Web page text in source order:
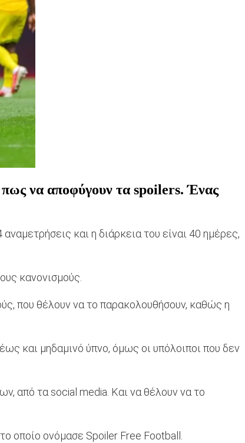
πως να αποφύγουν τα spoilers. Ένας
και η διάρκεια του είναι 40 ημέρες,
κανονισμούς.
που θέλουν να το παρακολουθήσουν, καθώς η
και μηδαμινό ύπνο, όμως οι υπόλοιποι που δεν
από τα social media. Και να θέλουν να το
οποίο ονόμασε Spoiler Free Football.